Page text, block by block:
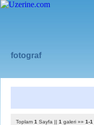
fotograf
Toplam 1 Sayfa || 1 galeri »» 1-1